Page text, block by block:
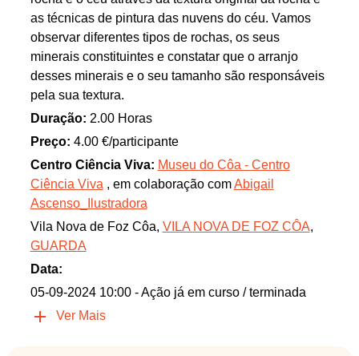
as técnicas de pintura das nuvens do céu. Vamos
observar diferentes tipos de rochas, os seus
minerais constituintes e constatar que o arranjo
desses minerais e o seu tamanho são responsáveis
pela sua textura.
Duração: 2.00 Horas
Preço: 4.00 €/participante
Centro Ciência Viva: Museu do Côa - Centro
Ciência Viva, em colaboração comAbigail
Ascenso_Ilustradora
Vila Nova de Foz Côa, VILA NOVA DE FOZ CÔA,
GUARDA
Data:
05-09-2024 10:00 - Ação já em curso / terminada
Ver Mais